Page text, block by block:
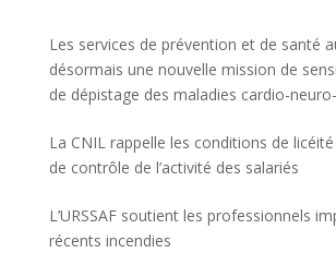
Les services de prévention et de santé
désormais une nouvelle mission de
de dépistage des maladies cardio-
La CNIL rappelle les conditions de
de contrôle de l’activité des salariés
L’URSSAF soutient les professionnels
récents incendies